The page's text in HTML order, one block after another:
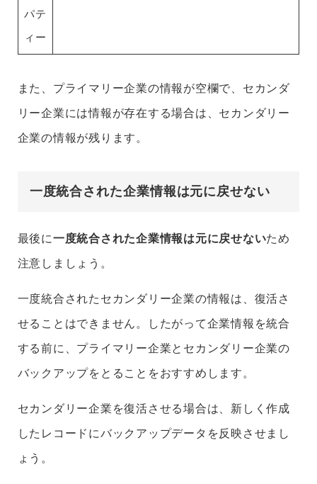
パテ
ィー
また、プライマリー企業の情報が空欄で、セカンダ
リー企業には情報が存在する場合は、セカンダリー
企業の情報が残ります。
一度統合された企業情報は元に戻せない
最後に一度統合された企業情報は元に戻せないため
注意しましょう。
一度統合されたセカンダリー企業の情報は、復活さ
せることはできません。したがって企業情報を統合
する前に、プライマリー企業とセカンダリー企業の
バックアップをとることをおすすめします。
セカンダリー企業を復活させる場合は、新しく作成
したレコードにバックアップデータを反映させまし
ょう。